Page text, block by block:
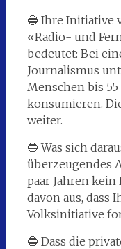
🔵 Ihre Initiative
«Radio- und
bedeutet: Bei
Journalismus
Menschen bis
konsumieren.
weiter.
🔵 Was sich
überzeugendes
paar Jahren
davon aus, dass
Volksinitiative
🔵 Dass die